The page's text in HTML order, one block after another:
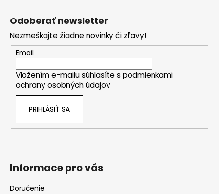
Odoberať newsletter
Nezmeškajte žiadne novinky či zľavy!
Email
Vložením e-mailu súhlasíte s podmienkami
ochrany osobných údajov
PRIHLÁSIŤ SA
Informace pro vás
Doručenie